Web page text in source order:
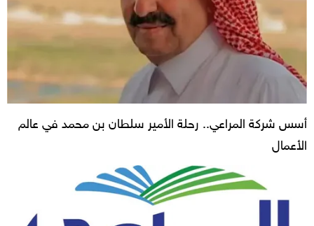
أسس شركة المراعي.. رحلة الأمير سلطان بن محمد في عالم
الأعمال